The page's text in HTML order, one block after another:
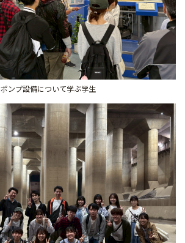
ポンプ設備について学ぶ学生